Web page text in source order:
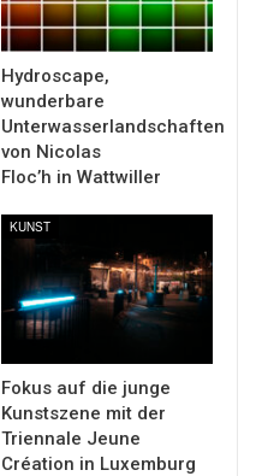
Hydroscape,
wunderbare
Unterwasserlandschaften
von Nicolas
Floc’h in Wattwiller
KUNST
Fokus auf die junge
Kunstszene mit der
Triennale Jeune
Création in Luxemburg